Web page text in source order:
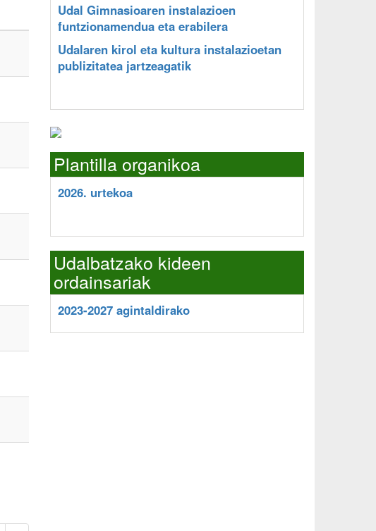
Udal Gimnasioaren instalazioen
funtzionamendua eta erabilera
Udalaren kirol eta kultura instalazioetan
publizitatea jartzeagatik
Plantilla organikoa
2026. urtekoa
Udalbatzako kideen
ordainsariak
2023-2027 agintaldirako